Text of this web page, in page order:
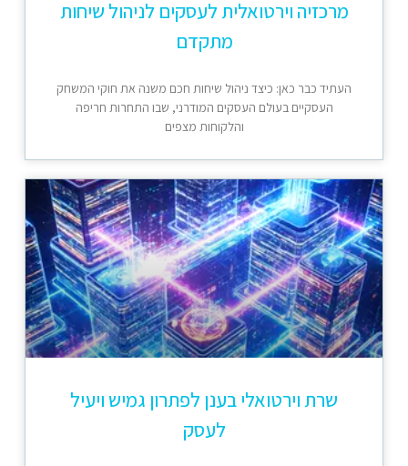
מרכזיה וירטואלית לעסקים לניהול שיחות
מתקדם
העתיד כבר כאן: כיצד ניהול שיחות חכם משנה את חוקי המשחק
העסקיים בעולם העסקים המודרני, שבו התחרות חריפה
והלקוחות מצפים
שרת וירטואלי בענן לפתרון גמיש ויעיל
לעסק